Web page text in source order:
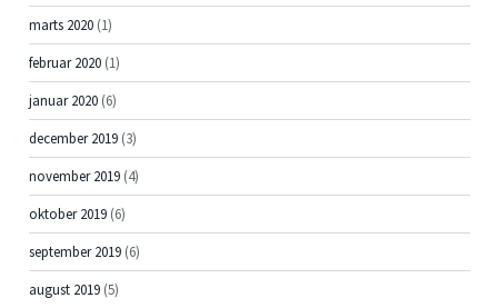
marts 2020 (1)
februar 2020 (1)
januar 2020 (6)
december 2019 (3)
november 2019 (4)
oktober 2019 (6)
september 2019 (6)
august 2019 (5)